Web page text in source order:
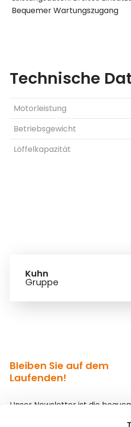
Bequemer Wartungszugang
Technische
Motorleistung
Betriebsgewicht
Löffelkapazität
Kuhn
Gruppe
Bleiben Sie auf dem
Laufenden!
Unser Newsletter ist die